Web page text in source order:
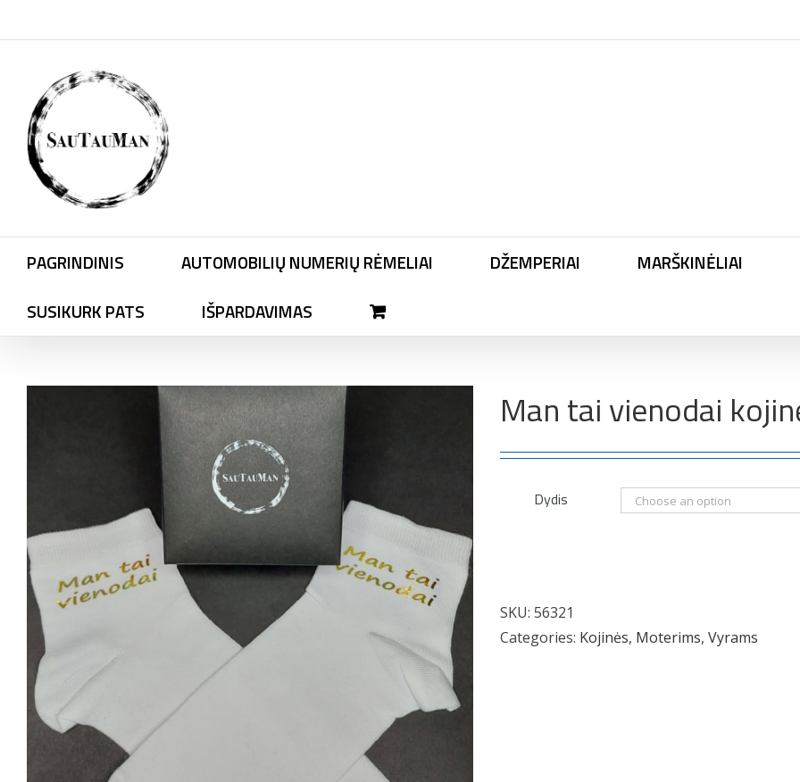
to
PAGRINDINIS AUTOMOBILIŲ NUMERIŲ RĖMELIAI DŽEMPERIAI MARŠKINĖLIAI
SUSIKURK PATS
IŠPARDAVIMAS
Man tai vienodai
Dydis
SKU: 56321
Categories: Kojinės, Moterims, Vyrams